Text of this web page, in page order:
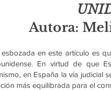
Autora:
en este artículo es
En virtud de que
en España la vía judicial
más equilibrada para el